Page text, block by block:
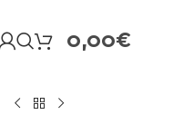
0,00€